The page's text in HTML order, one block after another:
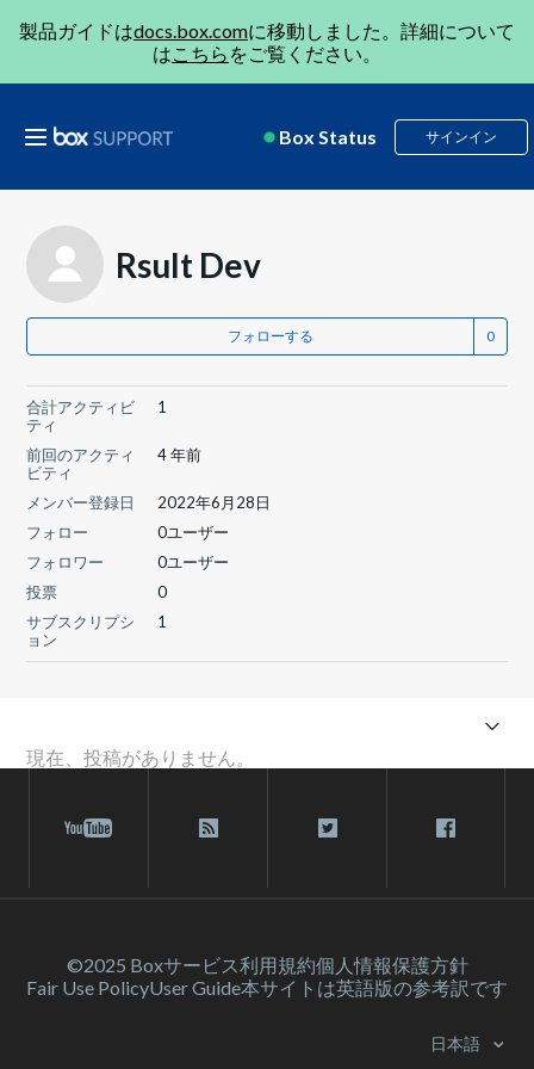
製品ガイドはdocs.box.comに移動しました。詳細について
はこちら をご覧ください。
Box Status サインイン
Rsult Dev
フォローする
合計アクティビ
ティ
1
前回のアクティ
ビティ
4 年前
メンバー登録日
2022年6月28日
フォロー
0ユーザー
フォロワー
0ユーザー
投票
0
サブスクリプシ
ョン
1
現在、投稿がありません。
©2025 Boxサービス利⽤規約個人情報保護方針
Fair Use PolicyUser Guide本サイトは英語版の参考訳です
日本語